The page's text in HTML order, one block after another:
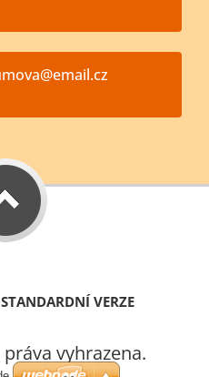
ova@email.cz
STANDARDNÍ VERZE
vyhrazena.